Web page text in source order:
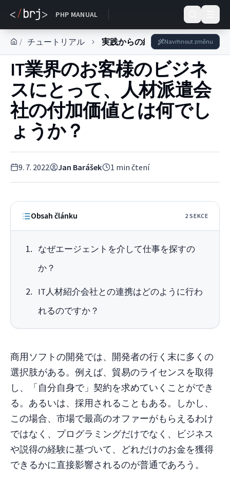
PHP MANUAL
DOKUMENTACE
/ チュートリアル 実践からの経験 Navrhnout změnu
IT業界のお客様のビジネ
スにとって、人材派遣会
社の付加価値とは何でし
ょうか？
9. 7. 2022 Jan Barášek 1 min čtení
Obsah článku 2 SEKCE
なぜエージェントを介して仕事を探すの
か？
IT人材紹介会社との連携はどのように行わ
れるのですか？
商用ソフトの開発では、開発者の行く末に多くの
選択肢がある。例えば、貿易のライセンスを取得
し、「自分自身で」契約を求めていくことができ
る。あるいは、採用されることもある。しかし、
この場合、市場で最高のオファーがもらえるわけ
ではなく、プログラミングだけでなく、ビジネス
や説得の経験に基づいて、どれだけのお金を獲得
できるかに直接影響されるのが普通であろう。